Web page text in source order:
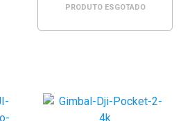
PRODUTO ESGOTADO